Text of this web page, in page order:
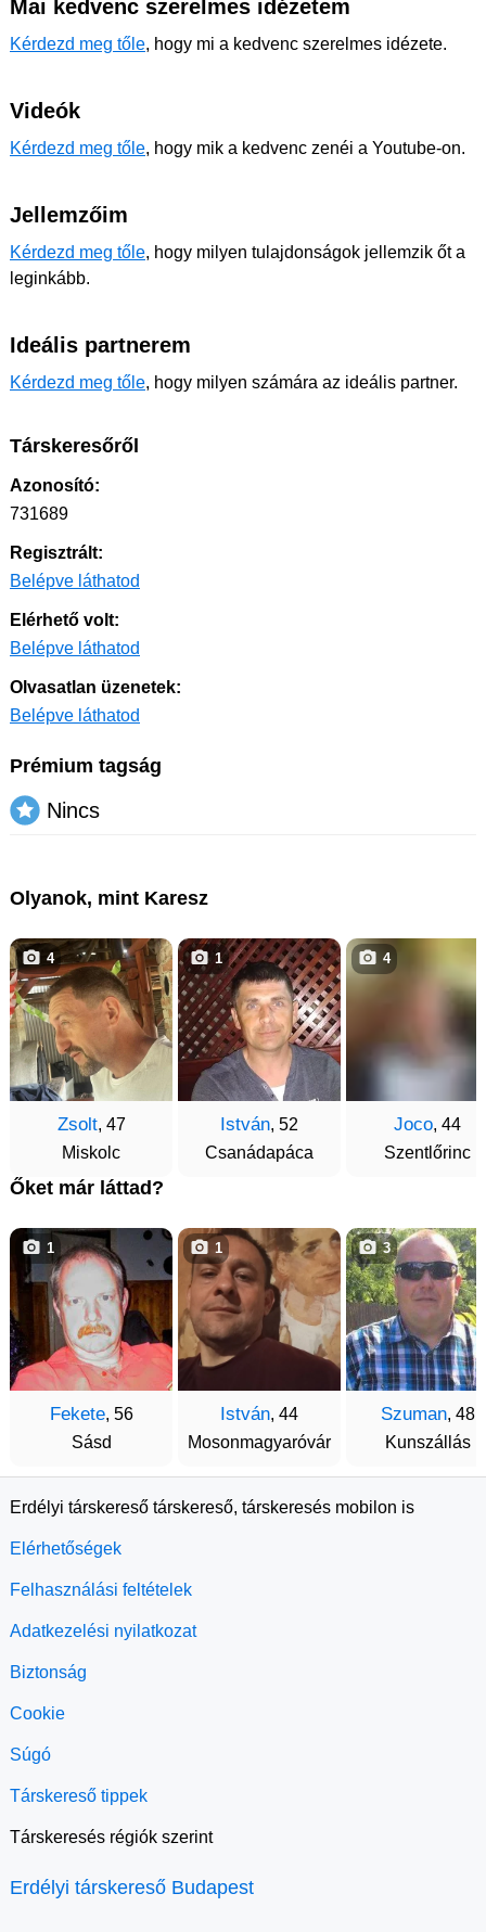
Mai kedvenc szerelmes idézetem
Kérdezd meg tőle, hogy mi a kedvenc szerelmes idézete.
Videók
Kérdezd meg tőle, hogy mik a kedvenc zenéi a Youtube-on.
Jellemzőim
Kérdezd meg tőle, hogy milyen tulajdonságok jellemzik őt a
leginkább.
Ideális partnerem
Kérdezd meg tőle, hogy milyen számára az ideális partner.
Társkeresőről
Azonosító:
731689
Regisztrált:
Belépve láthatod
Elérhető volt:
Belépve láthatod
Olvasatlan üzenetek:
Belépve láthatod
Prémium tagság
Nincs
Olyanok, mint Karesz
Zsolt, 47
Miskolc
4
István, 52
Csanádapáca
1
Joco, 44
Szentlőrinc
4
Őket már láttad?
Fekete, 56
Sásd
1
István, 44
Mosonmagyaróvár
1
Szuman, 48
Kunszállás
3
Erdélyi társkereső társkereső, társkeresés mobilon is
Elérhetőségek
Felhasználási feltételek
Adatkezelési nyilatkozat
Biztonság
Cookie
Súgó
Társkereső tippek
Társkeresés régiók szerint
Erdélyi társkereső Budapest